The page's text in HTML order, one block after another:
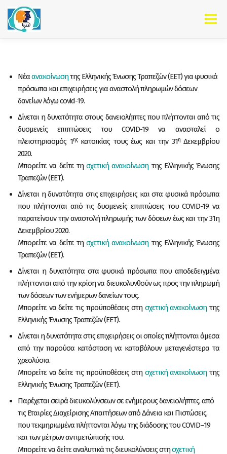
Skip to content
Menu
Νέαανακοίνωσητης Ελληνικής Ένωσης Τραπεζών (ΕΕΤ) για φυσικά
πρόσωπα και επιχειρήσεις για αναστολή πληρωμών δόσεων
δανείων λόγω covid-19.
Δίνεται η δυνατότητα στους δανειολήπτες που πλήττονται από τις
δυσμενείς επιπτώσεις του COVID-19 να ανασταλεί ο
πλειστηριασμός 1ηςκατοικίας τους έως και την 31ηΔεκεμβρίου
2020.
Μπορείτε να δείτε τη σχετική ανακοίνωσητης Ελληνικής Ένωσης
Τραπεζών (ΕΕΤ).
Δίνεται η δυνατότητα στις επιχειρήσεις και στα φυσικά πρόσωπα
που πλήττονται από τις δυσμενείς επιπτώσεις του COVID-19 να
παρατείνουν την αναστολή πληρωμής των δόσεων έως και την 31η
Δεκεμβρίου 2020.
Μπορείτε να δείτε τη σχετική ανακοίνωσητης Ελληνικής Ένωσης
Τραπεζών (ΕΕΤ).
Δίνεται η δυνατότητα στα φυσικά πρόσωπα που αποδεδειγμένα
πλήττονται από την κρίση να διευκολυνθούν ως προς την πληρωμή
των δόσεων των ενήμερων δανείων τους.
Μπορείτε να δείτε τις προϋποθέσεις στη σχετική ανακοίνωσητης
Ελληνικής Ένωσης Τραπεζών (ΕΕΤ).
Δίνεται η δυνατότητα στις επιχειρήσεις οι οποίες πλήττονται άμεσα
από την παρούσα κατάσταση να καταβάλουν μεταγενέστερα τα
χρεολύσια.
Μπορείτε να δείτε τις προϋποθέσεις στη σχετική ανακοίνωσητης
Ελληνικής Ένωσης Τραπεζών (ΕΕΤ).
Παρέχεται σειρά διευκολύνσεων σε ενήμερους δανειολήπτες, από
τις Εταιρίες Διαχείρισης Απαιτήσεων από Δάνεια και Πιστώσεις,
που τεκμηριωμένα πλήττονται λόγω της διάδοσης του COVID–19
και των μέτρων αντιμετώπισής του.
Μπορείτε να δείτε αναλυτικά τις διευκολύνσεις στησχετική